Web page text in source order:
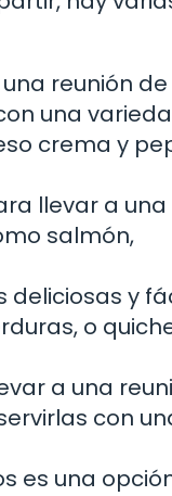
reunión de
una
crema y
llevar a una
salmón,
deliciosas y
o
a una
con
es una